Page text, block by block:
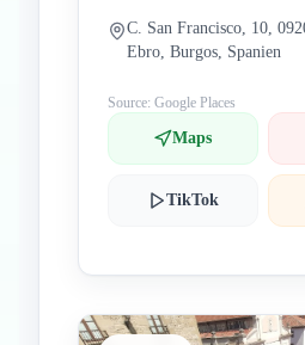
C. San Francisco, 10,
Ebro, Burgos, Spanien
Source: Google Places
Maps
TikTok